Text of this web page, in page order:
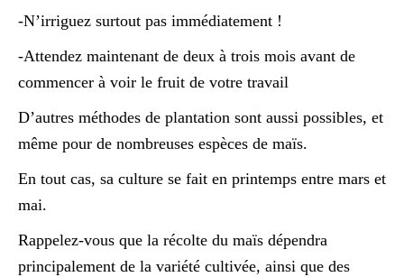
-N’irriguez surtout pas immédiatement !
-Attendez maintenant de deux à trois mois avant de
commencer à voir le fruit de votre travail
D’autres méthodes de plantation sont aussi possibles, et
même pour de nombreuses espèces de maïs.
En tout cas, sa culture se fait en printemps entre mars et
mai.
Rappelez-vous que la récolte du maïs dépendra
principalement de la variété cultivée, ainsi que des